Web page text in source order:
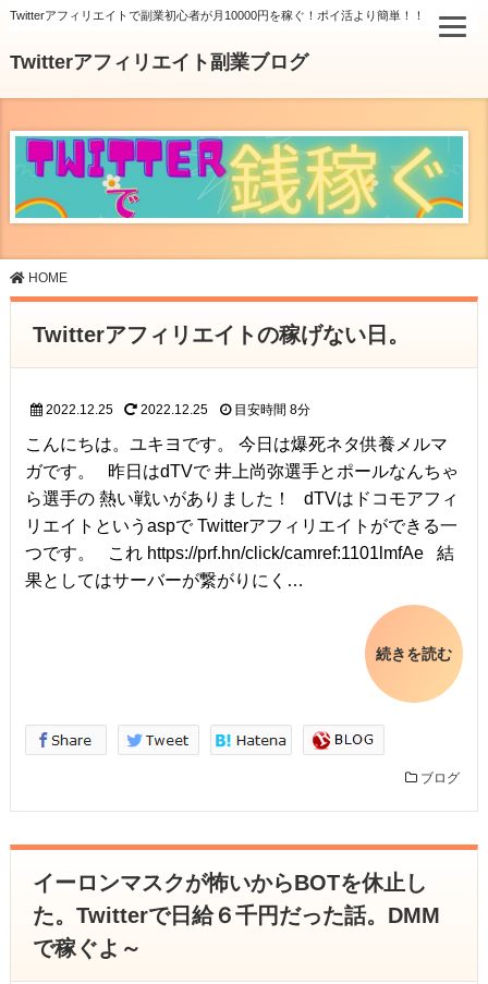
Twitterアフィリエイトで副業初心者が月10000円を稼ぐ！ポイ活より簡単！！
Twitterアフィリエイト副業ブログ
HOME
Twitterアフィリエイトの稼げない日。
2022.12.25 2022.12.25 目安時間 8分
こんにちは。ユキヨです。 今日は爆死ネタ供養メルマ
ガです。 昨日はdTVで 井上尚弥選手とポールなんちゃ
ら選手の 熱い戦いがありました！ dTVはドコモアフィ
リエイトというaspで Twitterアフィリエイトができる一
つです。 これ https://prf.hn/click/camref:1101lmfAe 結
果としてはサーバーが繋がりにく…
続きを読む
ブログ
イーロンマスクが怖いからBOTを休止し
た。Twitterで日給６千円だった話。DMM
で稼ぐよ～